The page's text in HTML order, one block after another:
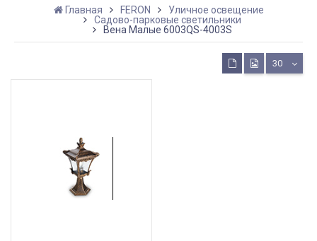
Главная FERON
Уличное освещение
Садово-парковые светильники
Вена Малые 6003QS-4003S
30